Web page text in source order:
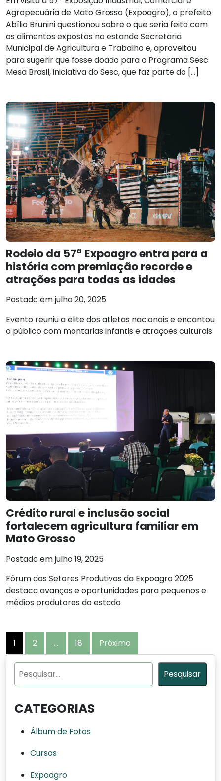
Agropecuária de Mato Grosso (Expoagro), o prefeito
Abílio Brunini questionou sobre o que seria feito com
os alimentos expostos no estande Secretaria
Municipal de Agricultura e Trabalho e, aproveitou
para sugerir que fosse doado para o Programa Sesc
Mesa Brasil, iniciativa do Sesc, que faz parte do […]
Rodeio da 57ª Expoagro entra para a
história com premiação recorde e
atrações para todas as idades
Postado em julho 20, 2025
Evento reuniu a elite dos atletas nacionais e encantou
o público com montarias infantis e atrações culturais
Crédito rural e inclusão social
fortalecem agricultura familiar em
Mato Grosso
Postado em julho 19, 2025
Fórum dos Setores Produtivos da Expoagro 2025
destaca avanços e oportunidades para pequenos e
médios produtores do estado
Navegação
por
posts
1 2 … 18 Próximo
Pesquisar
Pesquisar
CATEGORIAS
Álbum de Fotos
Cursos
Expoagro